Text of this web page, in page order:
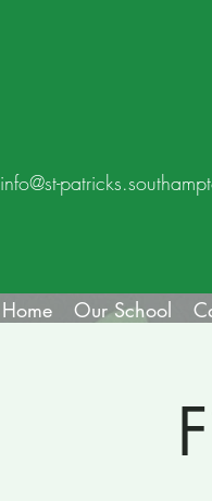
info@st-
Home Our School